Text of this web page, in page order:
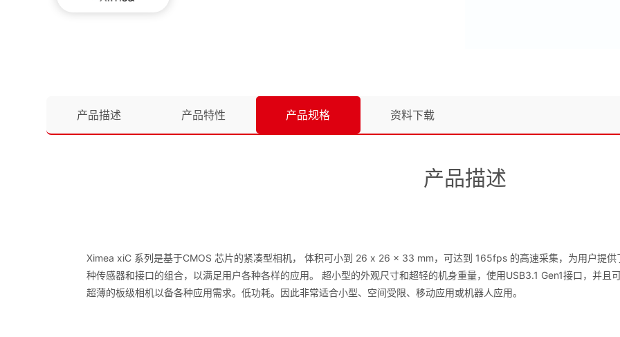
产品描述 产品特性 产品规格 资料下载
产品描述
Ximea xiC 系列是基于CMOS 芯片的紧凑型相机， 体积可小到 26 x 26 x 33 mm，可达到 165fps 的高速采集，为用户提
种传感器和接口的组合，以满足用户各种各样的应用。 超小型的外观尺寸和超轻的机身重量，使用USB3.1 Gen1接口，并
超薄的板级相机以备各种应用需求。低功耗。因此非常适合小型、空间受限、移动应用或机器人应用。